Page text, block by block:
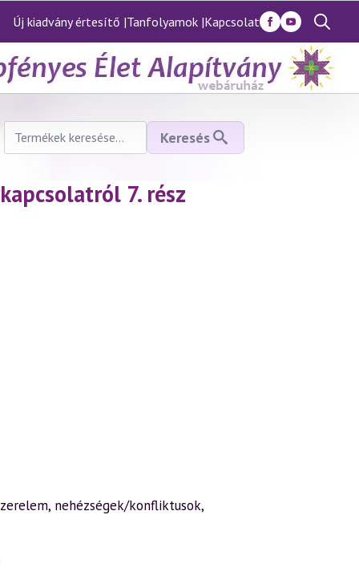
Új kiadvány értesítő |Tanfolyamok |Kapcsolat
Search
for:
Keresés
következőre:
Keresés
7. rész
nehézségek/konfliktusok,